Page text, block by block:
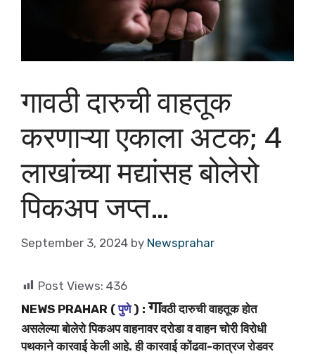
गावठी दारुची वाहतूक
करणाऱ्या एकाला अटक; 4
लाखांच्या मद्यांसह बोलेरो
पिकअप जप्त…
September 3, 2024 by Newsprahar
Post Views: 436
NEWS PRAHAR (पुणे) : गावठी दारुची वाहतूक होत
असलेल्या बोलेरो पिकअप वाहनावर दरोडा व वाहन चोरी विरोधी
पथकाने कारवाई केली आहे. ही कारवाई कोंढवा-कात्रज रोडवर